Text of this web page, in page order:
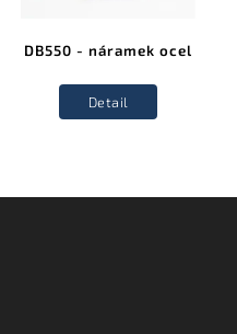
DB550 - náramek ocel
Detail